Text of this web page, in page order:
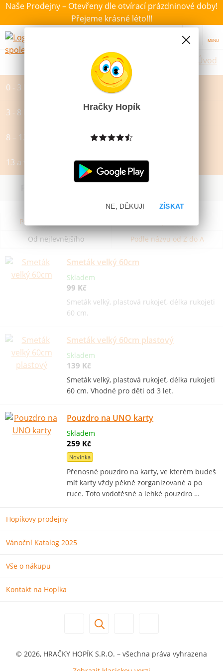
Naše Prodejny – Otevřeny dle otvírací prázdninové doby!
Přejeme krásné léto!!!
MENU
Úvod
0 - 3 let
3 - 8 let
8 – 13 let
13 a více let
Filtrovat dle dostupnosti, ceny, výrobce
Podle názvu od A do Z
Od nejlevnějšího
Podle názvu od Z do A
Smeták velký 60cm
Skladem
99 Kč
Smeták velký, plastová rukojeť, délka rukojeti
60 cm.
Smeták velký 60cm plastový
Skladem
139 Kč
Smeták velký, plastová rukojeť, délka rukojeti
60 cm. Vhodné pro děti od 3 let.
Pouzdro na UNO karty
Skladem
259 Kč
Novinka
Přenosné pouzdro na karty, ve kterém budeš
mít karty vždy pěkně zorganizované a po
ruce. Toto vodotěsné a lehké pouzdro …
Hopíkovy prodejny
Vánoční Katalog 2025
Vše o nákupu
Kontakt na Hopíka
© 2026, HRAČKY HOPÍK S.R.O. – všechna práva vyhrazena
Hračky Hopík
ZÍSKAT
NE, DĚKUJI